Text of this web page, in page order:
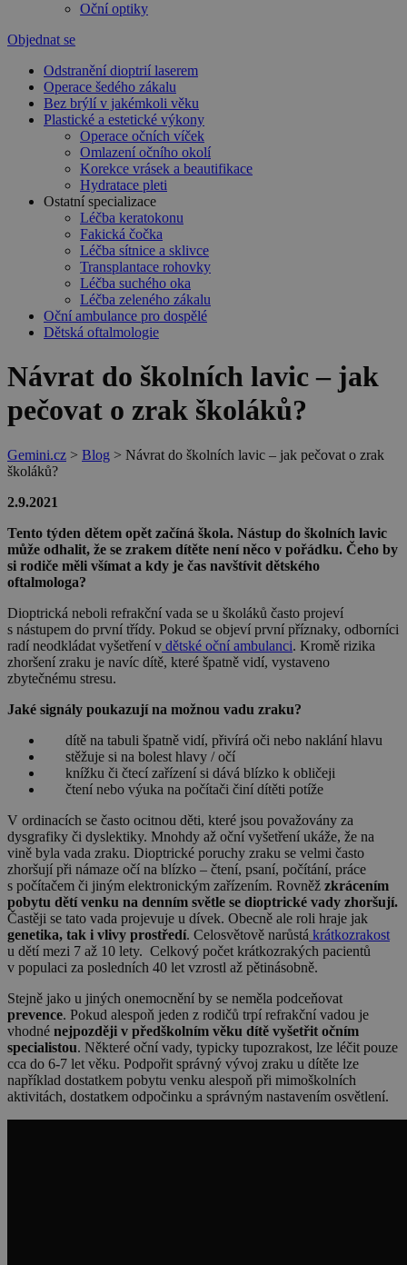
Oční optiky
Objednat se
Odstranění dioptrií laserem
Operace šedého zákalu
Bez brýlí v jakémkoli věku
Plastické a estetické výkony
Operace očních víček
Omlazení očního okolí
Korekce vrásek a beautifikace
Hydratace pleti
Ostatní specializace
Léčba keratokonu
Fakická čočka
Léčba sítnice a sklivce
Transplantace rohovky
Léčba suchého oka
Léčba zeleného zákalu
Oční ambulance pro dospělé
Dětská oftalmologie
Návrat do školních lavic – jak
pečovat o zrak školáků?
Gemini.cz > Blog > Návrat do školních lavic – jak pečovat o zrak
školáků?
2.9.2021
Tento týden dětem opět začíná škola. Nástup do školních lavic
může odhalit, že se zrakem dítěte není něco v pořádku. Čeho by
si rodiče měli všímat a kdy je čas navštívit dětského
oftalmologa?
Dioptrická neboli refrakční vada se u školáků často projeví
s nástupem do první třídy. Pokud se objeví první příznaky, odborníci
radí neodkládat vyšetření v dětské oční ambulanci. Kromě rizika
zhoršení zraku je navíc dítě, které špatně vidí, vystaveno
zbytečnému stresu.
Jaké signály poukazují na možnou vadu zraku?
dítě na tabuli špatně vidí, přivírá oči nebo naklání hlavu
stěžuje si na bolest hlavy / očí
knížku či čtecí zařízení si dává blízko k obličeji
čtení nebo výuka na počítači činí dítěti potíže
V ordinacích se často ocitnou děti, které jsou považovány za
dysgrafiky či dyslektiky. Mnohdy až oční vyšetření ukáže, že na
vině byla vada zraku. Dioptrické poruchy zraku se velmi často
zhoršují při námaze očí na blízko – čtení, psaní, počítání, práce
s počítačem či jiným elektronickým zařízením. Rovněž zkrácením
pobytu dětí venku na denním světle se dioptrické vady zhoršují.
Častěji se tato vada projevuje u dívek. Obecně ale roli hraje jak
genetika, tak i vlivy prostředí. Celosvětově narůstá krátkozrakost
u dětí mezi 7 až 10 lety. Celkový počet krátkozrakých pacientů
v populaci za posledních 40 let vzrostl až pětinásobně.
Stejně jako u jiných onemocnění by se neměla podceňovat
prevence. Pokud alespoň jeden z rodičů trpí refrakční vadou je
vhodné nejpozději v předškolním věku dítě vyšetřit očním
specialistou. Některé oční vady, typicky tupozrakost, lze léčit pouze
cca do 6-7 let věku. Podpořit správný vývoj zraku u dítěte lze
například dostatkem pobytu venku alespoň při mimoškolních
aktivitách, dostatkem odpočinku a správným nastavením osvětlení.